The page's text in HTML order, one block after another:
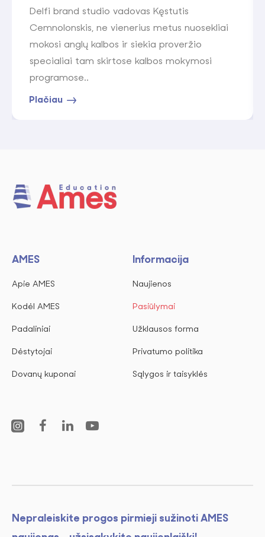
Delfi brand studio vadovas Kęstutis
Cemnolonskis, ne vienerius metus nuosekliai
mokosi anglų kalbos ir siekia proveržio
specialiai tam skirtose kalbos mokymosi
programose..
Plačiau
AMES
Apie AMES
Kodėl AMES
Padaliniai
Dėstytojai
Dovanų kuponai
Informacija
Naujienos
Pasiūlymai
Užklausos forma
Privatumo politika
Sąlygos ir taisyklės
Nepraleiskite progos pirmieji sužinoti AMES